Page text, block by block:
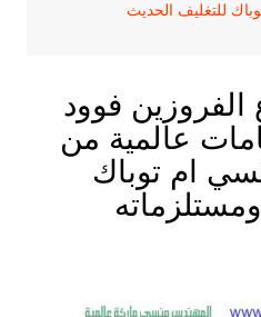
للتغليف الحديث
الفروزين فوود
عالمية من
ام توباك